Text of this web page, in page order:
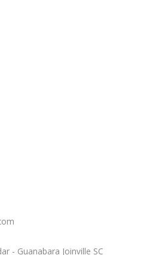
- Guanabara Joinville SC